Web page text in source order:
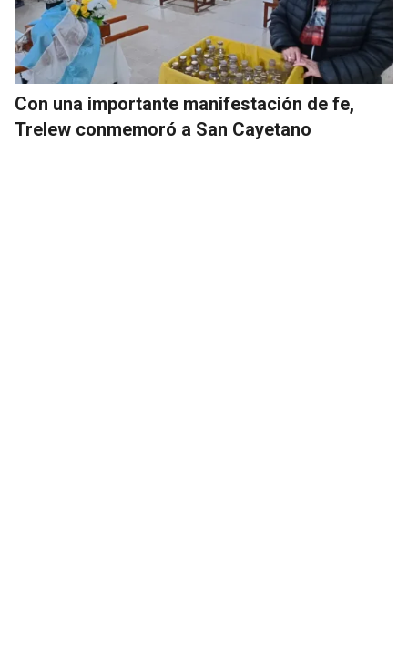
Con una importante manifestación de fe,
Trelew conmemoró a San Cayetano